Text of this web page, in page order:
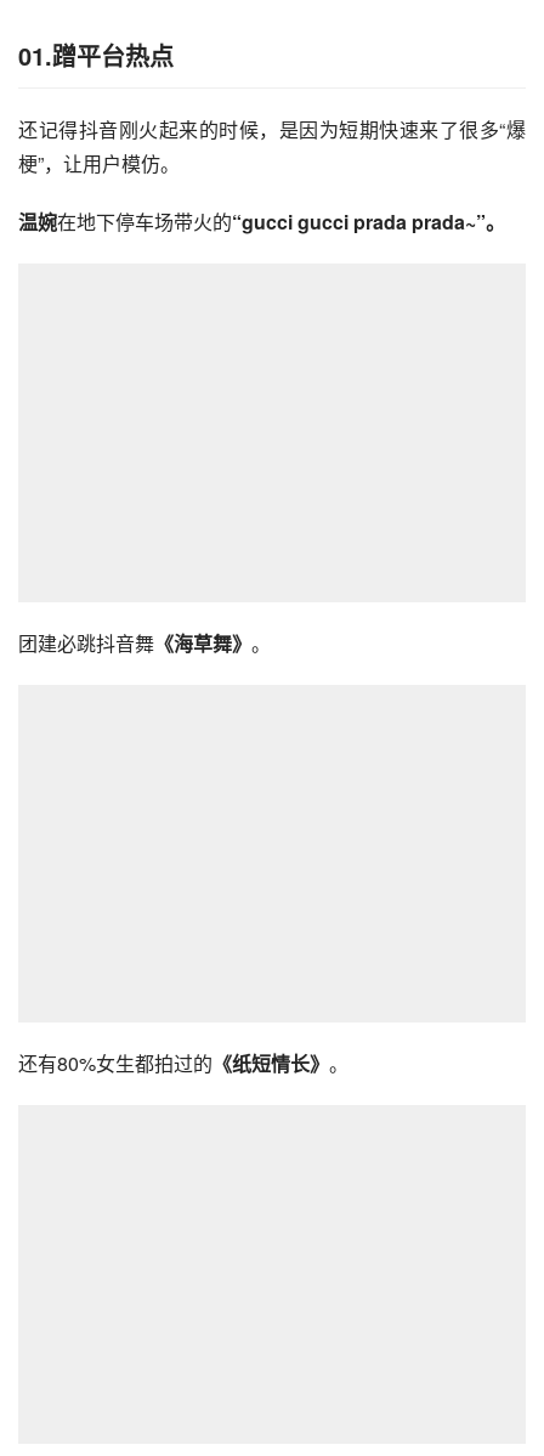
01.蹭平台热点
还记得抖音刚火起来的时候，是因为短期快速来了很多“爆
梗”，让用户模仿。
温婉在地下停车场带火的“gucci gucci prada prada~”。
团建必跳抖音舞 《海草舞》 。
还有80%女生都拍过的 《纸短情长》 。